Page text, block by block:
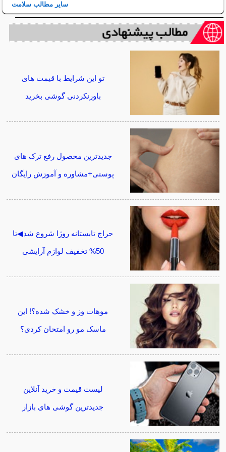
سایر مطالب سلامت
تو این شرایط با قیمت های
باورنکردنی گوشی بخرید
جدیدترین محصول رفع ترک های
پوستی+مشاوره و آموزش رایگان
حراج تابستانه روژا شروع شد◀تا
50% تخفیف لوازم آرایشی
موهات وز و خشک شده؟! این
ماسک مو رو امتحان کردی؟
لیست قیمت و خرید آنلاین
جدیدترین گوشی های بازار